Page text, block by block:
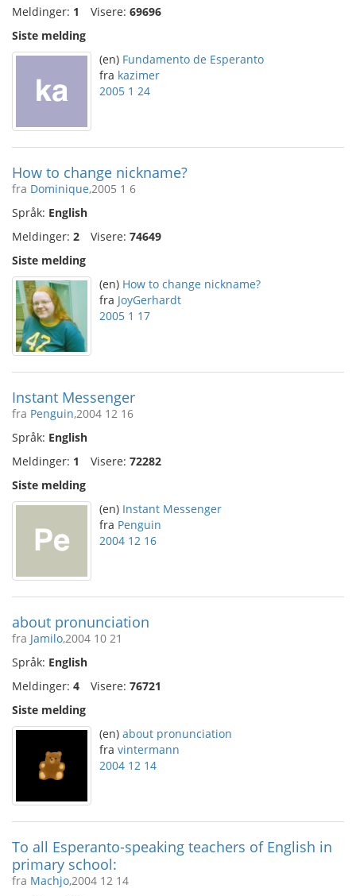
Meldinger: 1 Visere: 69696
Siste melding
(en) Fundamento de Esperanto
fra kazimer
2005 1 24
How to change nickname?
fra Dominique,2005 1 6
Språk: English
Meldinger: 2 Visere: 74649
Siste melding
(en) How to change nickname?
fra JoyGerhardt
2005 1 17
Instant Messenger
fra Penguin,2004 12 16
Språk: English
Meldinger: 1 Visere: 72282
Siste melding
(en) Instant Messenger
fra Penguin
2004 12 16
about pronunciation
fra Jamilo,2004 10 21
Språk: English
Meldinger: 4 Visere: 76721
Siste melding
(en) about pronunciation
fra vintermann
2004 12 14
To all Esperanto-speaking teachers of English in
primary school:
fra Machjo,2004 12 14